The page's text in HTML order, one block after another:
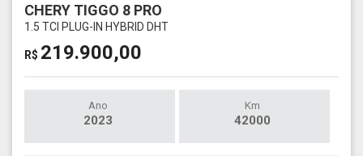
CHERY TIGGO 8 PRO
1.5 TCI PLUG-IN HYBRID DHT
R$ 219.900,00
Ano
2023
Km
42000